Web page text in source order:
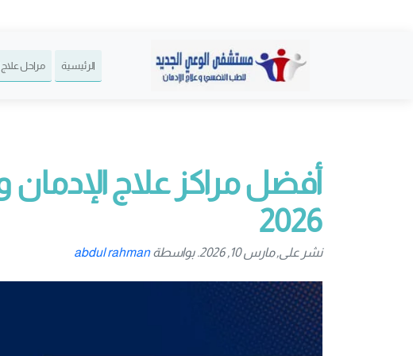
الرئيسية مراحل علاج
أفضل مراكز علاج الإدمان
2026
نشر على, مارس 10, 2026. بواسطة abdul rahman